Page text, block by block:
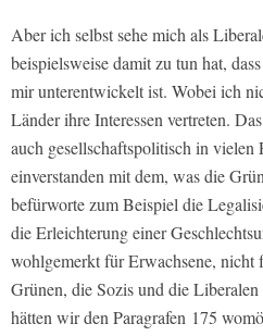
Aber ich selbst sehe mich als
beispielsweise damit zu tun hat,
mir unterentwickelt ist. Wobei ich
Länder ihre Interessen vertreten.
auch gesellschaftspolitisch in vielen
einverstanden mit dem, was die
befürworte zum Beispiel die
die Erleichterung einer
wohlgemerkt für Erwachsene, nicht
Grünen, die Sozis und die
hätten wir den Paragrafen 175